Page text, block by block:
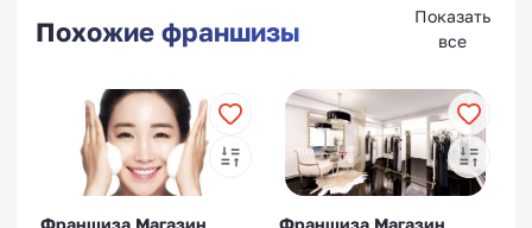
реабилитационных центров
Похожие франшизы
Показать
все